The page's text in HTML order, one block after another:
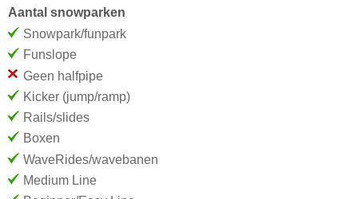
Aantal snowparken
Snowpark/funpark
Funslope
Geen halfpipe
Kicker (jump/ramp)
Rails/slides
Boxen
WaveRides/wavebanen
Medium Line